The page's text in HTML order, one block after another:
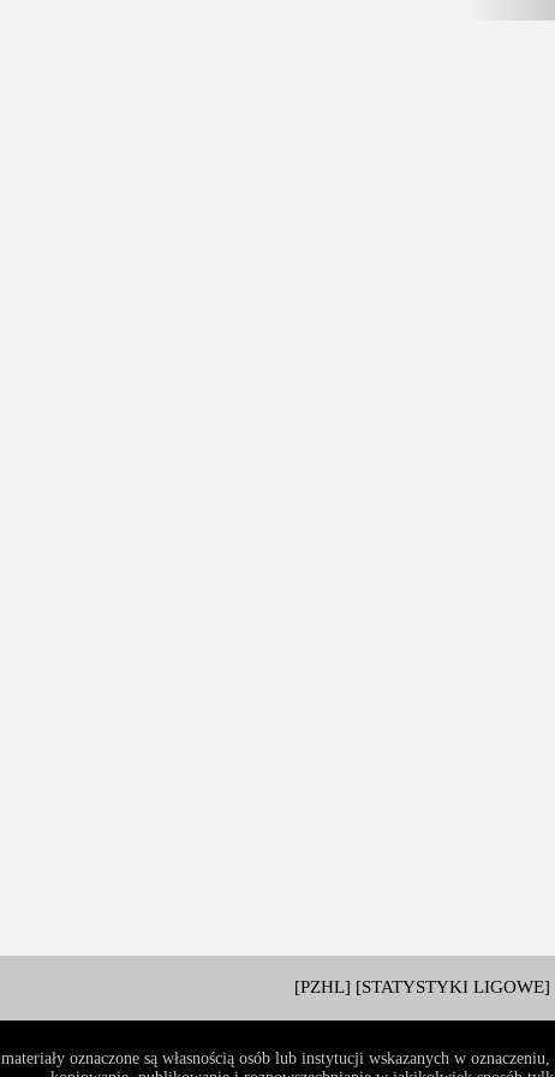
[PZHL] [STATYSTYKI LIGOWE]
materiały oznaczone są własnością osób lub instytucji wskazanych w